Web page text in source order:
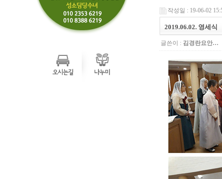
작성일 : 19-06-02
2019.06.02. 영세식
글쓴이 : 김경란요안…